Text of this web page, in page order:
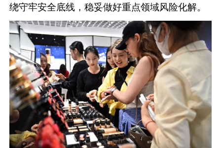
绕守牢安全底线，稳妥做好重点领域风险化解。